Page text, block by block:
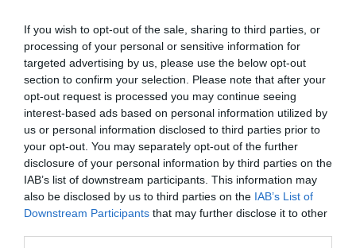
If you wish to opt-out of the sale, sharing to third parties, or
processing of your personal or sensitive information for
targeted advertising by us, please use the below opt-out
section to confirm your selection. Please note that after your
opt-out request is processed you may continue seeing
interest-based ads based on personal information utilized by
us or personal information disclosed to third parties prior to
your opt-out. You may separately opt-out of the further
disclosure of your personal information by third parties on the
IAB’s list of downstream participants. This information may
also be disclosed by us to third parties on the IAB’s List of
Downstream Participants that may further disclose it to other
conductual: una tendencia a evitar señales que
interpretamos, a veces erróneamente, como riesgo. Lo
que empezó como autoprotección puede transformarse
en juicio moral.